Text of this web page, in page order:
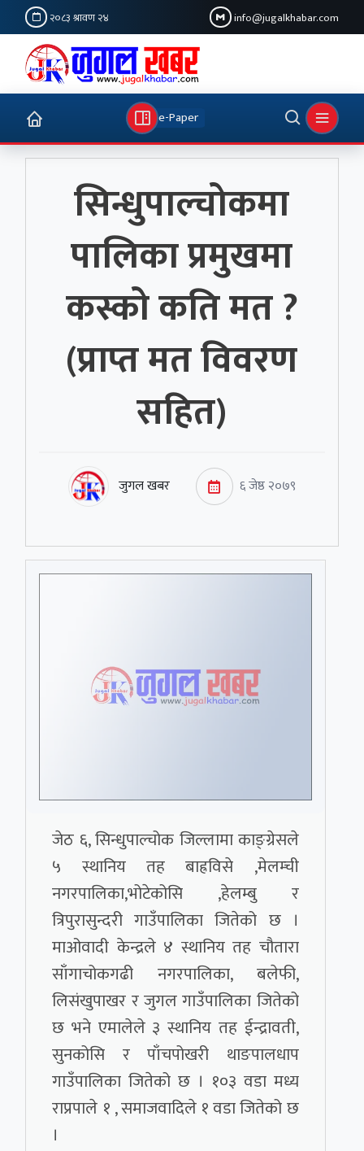
२०८३ श्रावण २४ info@jugalkhabar.com
e-Paper
सिन्धुपाल्चोकमा
पालिका प्रमुखमा
कस्को कति मत ?
(प्राप्त मत विवरण
सहित)
जुगल खबर ६ जेष्ठ २०७९
जेठ ६, सिन्धुपाल्चोक जिल्लामा काङ्ग्रेसले
५ स्थानिय तह बाह्रविसे ,मेलम्ची
नगरपालिका,भोटेकोसि ,हेलम्बु र
त्रिपुरासुन्दरी गाउँपालिका जितेको छ ।
माओवादी केन्द्रले ४ स्थानिय तह चौतारा
साँगाचोकगढी नगरपालिका, बलेफी,
लिसंखुपाखर र जुगल गाउँपालिका जितेको
छ भने एमालेले ३ स्थानिय तह ईन्द्रावती,
सुनकोसि र पाँचपोखरी थाङपालधाप
गाउँपालिका जितेको छ । १०३ वडा मध्य
राप्रपाले १ , समाजवादिले १ वडा जितेको छ
।